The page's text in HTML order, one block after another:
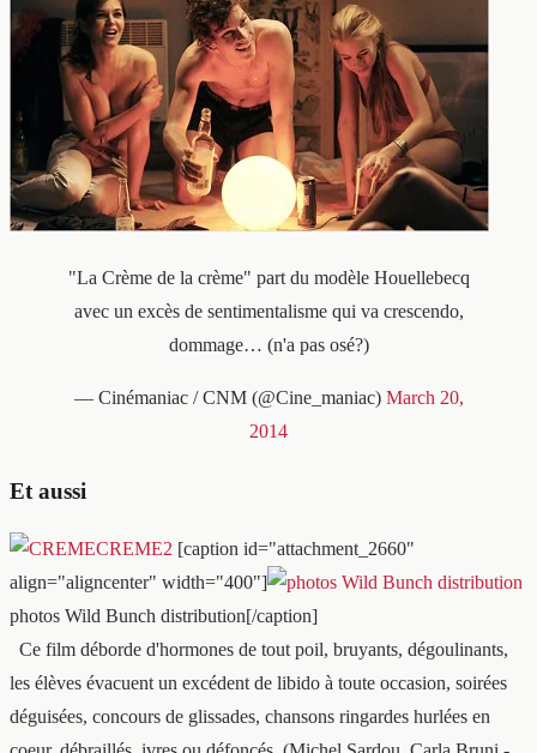
"La Crème de la crème" part du modèle Houellebecq
avec un excès de sentimentalisme qui va crescendo,
dommage… (n'a pas osé?)
— Cinémaniac / CNM (@Cine_maniac) March 20,
2014
Et aussi
[caption id="attachment_2660"
align="aligncenter" width="400"]
photos Wild Bunch distribution[/caption]
Ce film déborde d'hormones de tout poil, bruyants, dégoulinants,
les élèves évacuent un excédent de libido à toute occasion, soirées
déguisées, concours de glissades, chansons ringardes hurlées en